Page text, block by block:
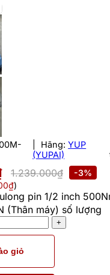
Hãng:YUP
(YUPAI)
1.239.000₫
-3%
)
pin 1/2 inch
(Thân máy) số lượng
giỏ